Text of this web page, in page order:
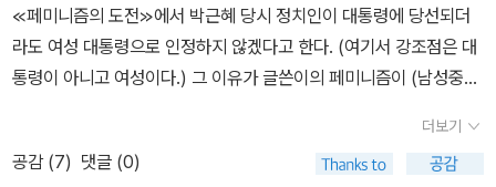
종 무겁게 다루던 TV와 같은 주류 매체가 성 소수자의 문제를 세련되
게 풀어가는 것은 좋은 현상이다. 그만큼 우리 사회가 개방적으로 되
었다는 것으로도 해석될 수 있다. 그러나 영화나 드라마 속 동성애를
용인하는 것과 현실의 동성애를 인정하는 것은 다르다. 대중문화 속
동성애는 한 가지 측면만 보여줄 뿐 실제 그들의 삶을 다루고 있지 못
관 질이 중심이 되는 섹슈얼리티 모두 거부한다. 그는 성별 이분법을
거부하고, N개의 젠더 모두가 선호하는 섹슈얼리티를 강조하기 위해
야말로 생물학적 성별인 섹스(sex)와 사회적으로 정의된 젠더조차도
의미 없는 ‘대항성’의 성 기관은 항문이다. 섹스(생식 행위)의 대안
(Isadora Duncan) 등이 있다. 간첩으로 발각되기 전에 관능적인 댄
서로 명성을 떨친 마타 하리(Mata Hari)도 바니 살롱의 단골이었다.
바니 살롱에 다녀간 남성 작가들은 세계 모더니즘 문학의 흐름을 주
도한 인물이었고, 파리 좌안은 시대를 앞서간 문화의 근거지였
작가들의 작품에 간접적으로 묘사될 정도로 유명했다. 두 사람은 고
시급합니다. 대구중앙도서관 사서가 정말로 ‘퀴어’를 싫어하는지 궁
금해서 《페미니즘을 퀴어링!》(봄알람, 2018)을 신청했습니다. 책 제
목에 ‘페미니즘’이 들어가 있으니 이번에는 사서가 올바른 결정을 할
입문》 (여성문화이론연구소, 2012)* 수잔 스트라이커 《트랜스젠더
의 역사》 (이매진, 2016)* 케이트 본스타인 《젠더 무법자》 (바다출
자 서석구 변호사님께서 오늘도 동대구역 앞에서 '박근혜대통령 인권
유린 규탄 및 무죄석방 촉구 천만인 서명운동'이라는 행사판을 벌이
고 있다가 syo의 여자친구에게 촬영되어 카톡방의 우스개로 소비되
고 마는 여기, 바로 이 대구에서 열린 페미니즘 강연에, 심지어 『헬페
미니스트 선언』의 저자가 여는 강연에 남자 5명이 참여하다니! 그간
≪페미니즘의 도전≫에서 박근혜 당시 정치인이 대통령에 당선되더
라도 여성 대통령으로 인정하지 않겠다고 한다. (여기서 강조점은 대
통령이 아니고 여성이다.) 그 이유가 글쓴이의 페미니즘이 (남성중
성이지만 남성성으로 말미암아 (글쓴이가 생각하는) 페미니즘에 지
지를 받지 못한다. 이와 같은 ≪페미니즘의 도전≫의 정희진 생각은
더보기
공감 (7) 댓글 (0)